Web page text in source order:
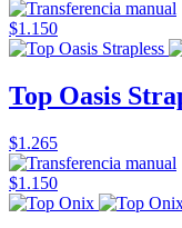
$1.150
Top Oasis
$1.265
$1.150